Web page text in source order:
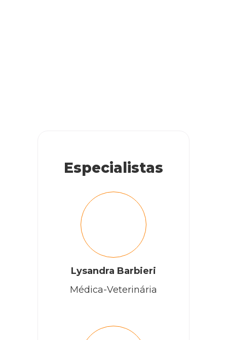
Especialistas
Lysandra Barbieri
Médica-Veterinária